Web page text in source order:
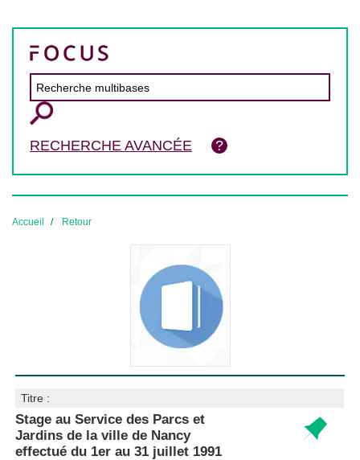
RECHERCHE AVANCÉE
Accueil Retour
Titre :
Stage au Service des Parcs et
Jardins de la ville de Nancy
effectué du 1er au 31 juillet 1991